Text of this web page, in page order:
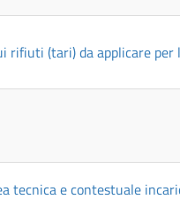
rifiuti (tari) da applicare per
tecnica e contestuale